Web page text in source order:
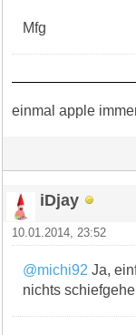
Mfg
einmal apple
iDjay
10.01.2014, 23:52
@michi92 Ja,
nichts